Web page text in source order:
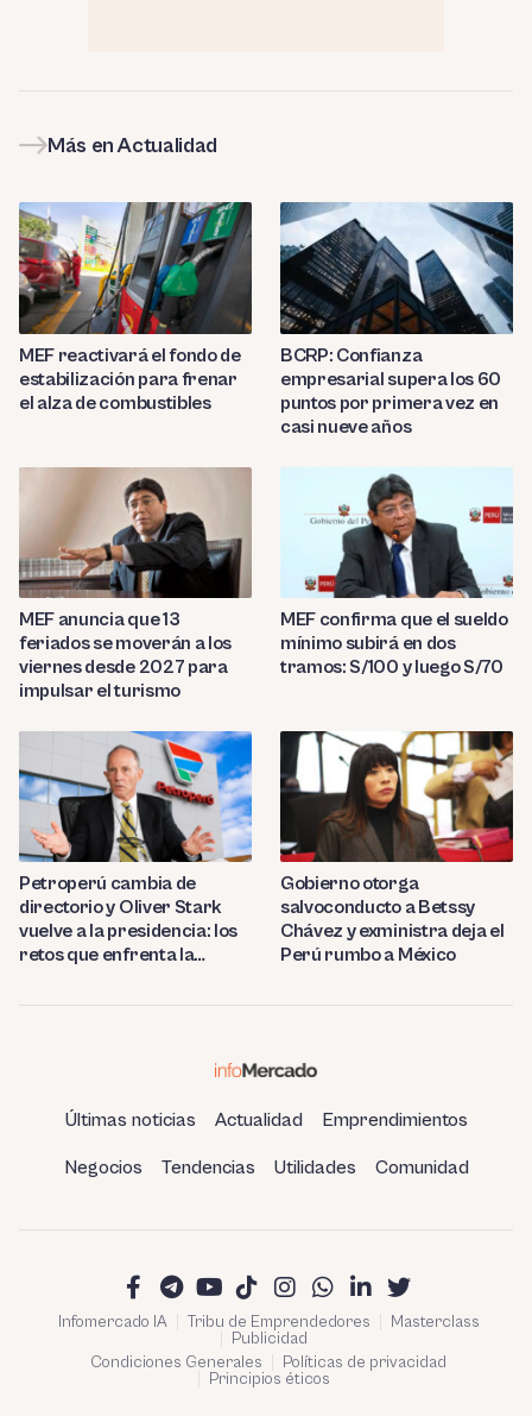
Más en Actualidad
MEF reactivará el fondo de
estabilización para frenar
el alza de combustibles
BCRP: Confianza
empresarial supera los 60
puntos por primera vez en
casi nueve años
MEF anuncia que 13
feriados se moverán a los
viernes desde 2027 para
impulsar el turismo
MEF confirma que el sueldo
mínimo subirá en dos
tramos: S/100 y luego S/70
Petroperú cambia de
directorio y Oliver Stark
vuelve a la presidencia: los
retos que enfrenta la
Gobierno otorga
salvoconducto a Betssy
Chávez y exministra deja el
Perú rumbo a México
Últimas noticias Actualidad Emprendimientos
Negocios Tendencias Utilidades Comunidad
Infomercado IA Tribu de Emprendedores
Masterclass
Publicidad
Condiciones Generales
Políticas de privacidad
Principios éticos